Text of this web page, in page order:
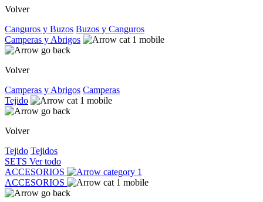
Volver
Canguros y Buzos Buzos y Canguros
Camperas y Abrigos
Volver
Camperas y Abrigos Camperas
Tejido
Volver
Tejido Tejidos
SETS Ver todo
ACCESORIOS
ACCESORIOS